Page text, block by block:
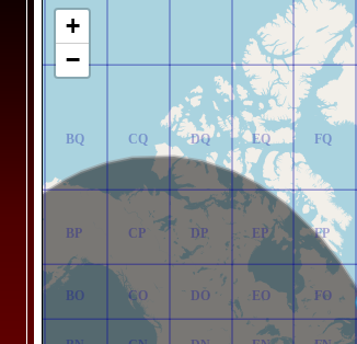
BO
BP
BQ
CO
CP
CQ
DO
DP
DQ
EO
EP
EQ
FO
FP
FQ
+
−